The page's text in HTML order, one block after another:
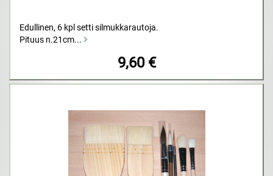
Edullinen, 6 kpl setti silmukkarautoja.
Pituus n.21cm...
9,60 €